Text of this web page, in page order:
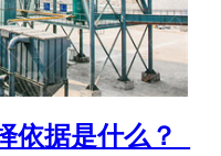
依据是什么？_